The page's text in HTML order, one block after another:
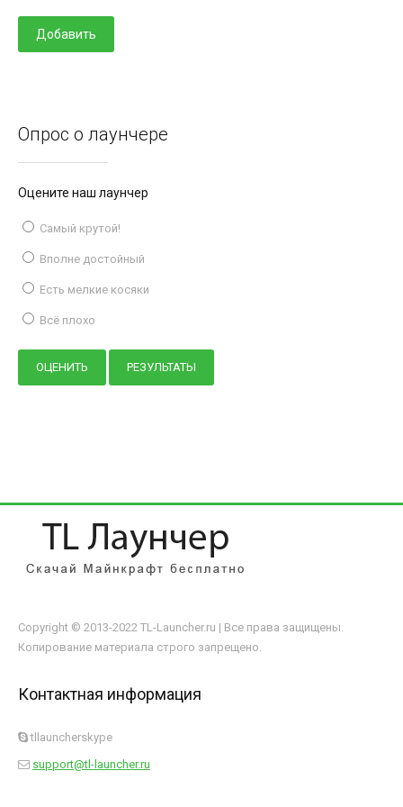
Опрос о лаунчере
Оцените наш лаунчер
Самый крутой!
Вполне достойный
Есть мелкие косяки
Всё плохо
Copyright © 2013-2022 TL-Launcher.ru | Все права защищены.
Копирование материала строго запрещено.
Контактная информация
tllauncherskype
support@tl-launcher.ru